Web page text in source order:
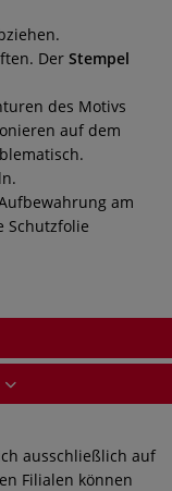
Der Stempel
des Motivs
auf dem
am
Schutzfolie
ausschließlich auf
Filialen können